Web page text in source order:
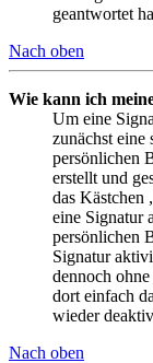
geantwortet
Nach oben
Wie kann ich
Um eine
zunächst
persönlichen
erstellt und
das Kästchen
eine Signatur
persönlichen
Signatur
dennoch
dort einfach
wieder
Nach oben